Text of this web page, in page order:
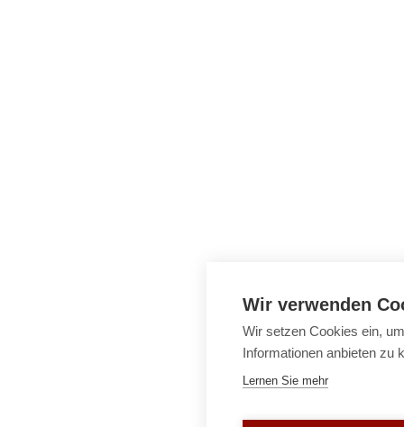
Wir verwenden
Wir setzen Cookies ein,
Informationen anbieten zu
Lernen Sie mehr